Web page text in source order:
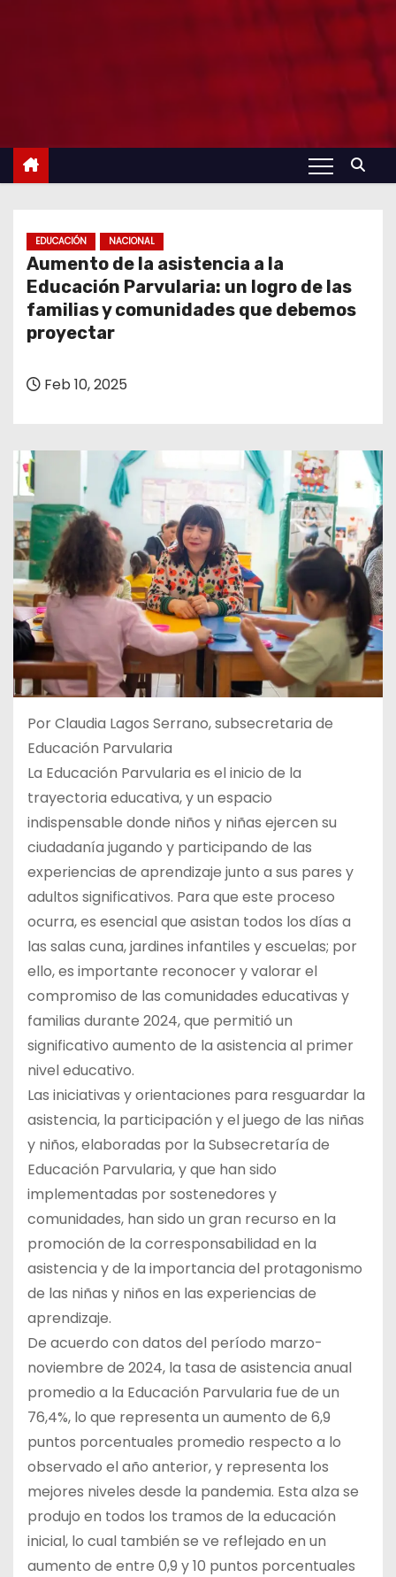
EDUCACIÓN NACIONAL
Aumento de la asistencia a la
Educación Parvularia: un logro de las
familias y comunidades que debemos
proyectar
Feb 10, 2025
Por Claudia Lagos Serrano, subsecretaria de
Educación Parvularia
La Educación Parvularia es el inicio de la
trayectoria educativa, y un espacio
indispensable donde niños y niñas ejercen su
ciudadanía jugando y participando de las
experiencias de aprendizaje junto a sus pares y
adultos significativos. Para que este proceso
ocurra, es esencial que asistan todos los días a
las salas cuna, jardines infantiles y escuelas; por
ello, es importante reconocer y valorar el
compromiso de las comunidades educativas y
familias durante 2024, que permitió un
significativo aumento de la asistencia al primer
nivel educativo.
Las iniciativas y orientaciones para resguardar la
asistencia, la participación y el juego de las niñas
y niños, elaboradas por la Subsecretaría de
Educación Parvularia, y que han sido
implementadas por sostenedores y
comunidades, han sido un gran recurso en la
promoción de la corresponsabilidad en la
asistencia y de la importancia del protagonismo
de las niñas y niños en las experiencias de
aprendizaje.
De acuerdo con datos del período marzo-
noviembre de 2024, la tasa de asistencia anual
promedio a la Educación Parvularia fue de un
76,4%, lo que representa un aumento de 6,9
puntos porcentuales promedio respecto a lo
observado el año anterior, y representa los
mejores niveles desde la pandemia. Esta alza se
produjo en todos los tramos de la educación
inicial, lo cual también se ve reflejado en un
aumento de entre 0,9 y 10 puntos porcentuales